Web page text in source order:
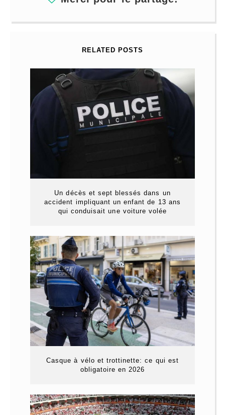
RELATED POSTS
Un décès et sept blessés dans un
accident impliquant un enfant de 13 ans
qui conduisait une voiture volée
Casque à vélo et trottinette: ce qui est
obligatoire en 2026